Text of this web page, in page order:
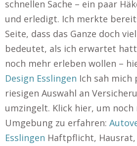
schnellen Sache – ein paar
und erledigt. Ich merkte
Seite, dass das Ganze doch
bedeutet, als ich erwartet
noch mehr erleben wollen –
Design Esslingen Ich sah
riesigen Auswahl an
umzingelt. Klick hier, um noch
Umgebung zu erfahren:
Esslingen Haftpflicht, Hausrat,